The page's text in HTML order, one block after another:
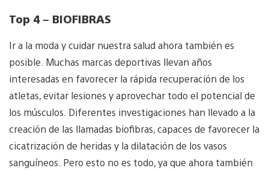
Top 4 – BIOFIBRAS
Ir a la moda y cuidar nuestra salud ahora también es
posible. Muchas marcas deportivas llevan años
interesadas en favorecer la rápida recuperación de los
atletas, evitar lesiones y aprovechar todo el potencial de
los músculos. Diferentes investigaciones han llevado a la
creación de las llamadas biofibras, capaces de favorecer la
cicatrización de heridas y la dilatación de los vasos
sanguíneos. Pero esto no es todo, ya que ahora también